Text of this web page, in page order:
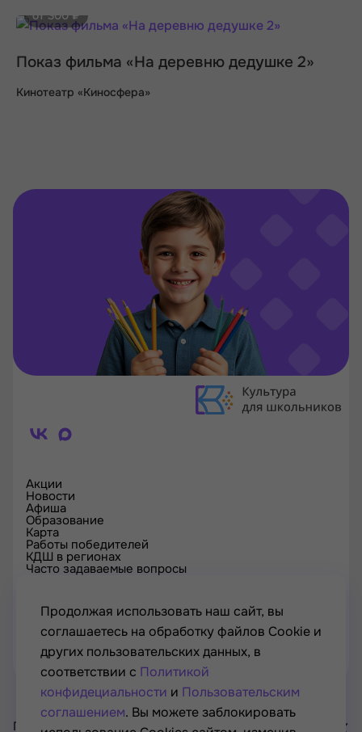
от 300 ₽
Показ фильма «На деревню дедушке 2»
Кинотеатр «Киносфера»
Акции
Новости
Афиша
Образование
Карта
Работы победителей
КДШ в регионах
Часто задаваемые вопросы
Проверка сертификата
Контакты
Проект Минкультуры России, Минпросвещения России
Продолжая использовать наш сайт, вы
соглашаетесь на обработку файлов Cookie и
других пользовательских данных, в
соответствии с Политикой
конфидециальности и Пользовательским
соглашением. Вы можете заблокировать